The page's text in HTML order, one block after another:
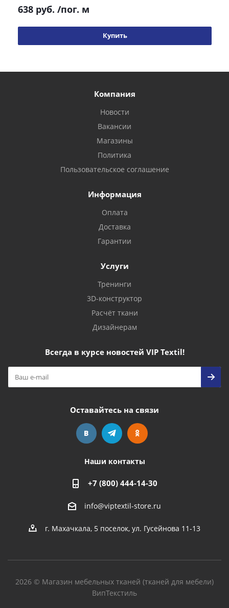
638 руб. /пог. м
Купить
Компания
Новости
Вакансии
Магазины
Политика
Пользовательское соглашение
Информация
Оплата
Доставка
Гарантии
Услуги
Тренинги
3D-конструктор
Расчёт ткани
Дизайнерам
Всегда в курсе новостей VIP Textil!
Оставайтесь на связи
Наши контакты
+7 (800) 444-14-30
info@viptextil-store.ru
г. Махачкала, 5 поселок, ул. Гусейнова 11-13
2026 © Магазин мебельных тканей (тканей для мебели)
ВипТекстиль